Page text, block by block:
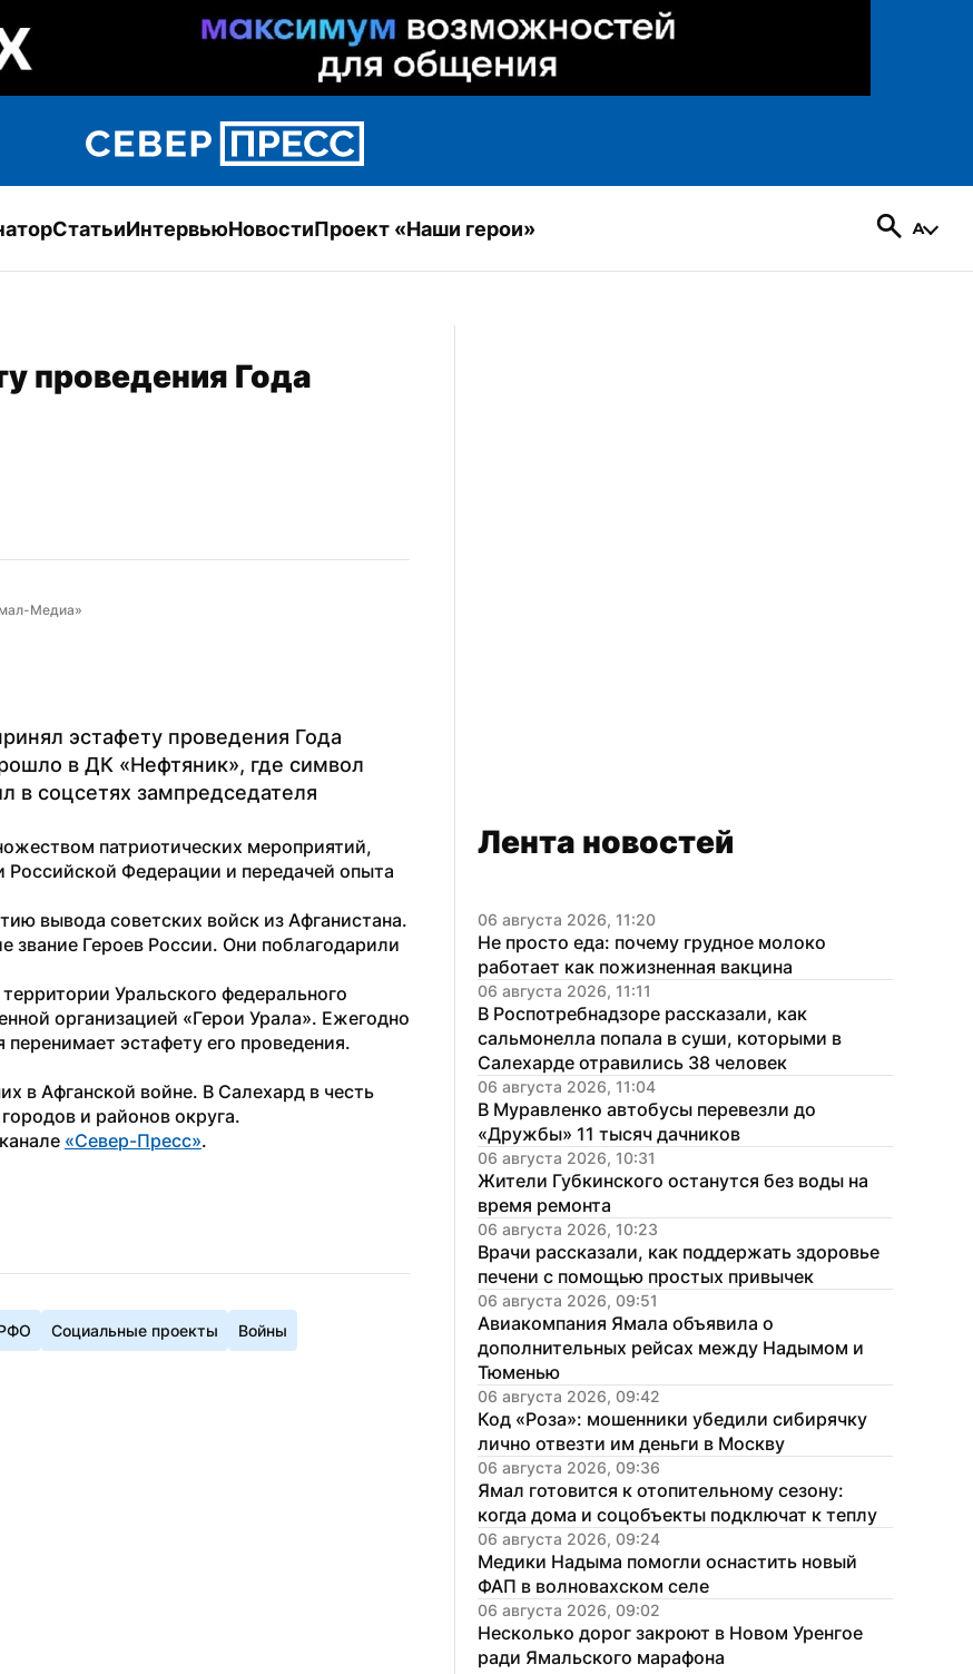
СтатьиИнтервьюНовостиПроект «Наши герои»
проведения Года
Медиа»
эстафету проведения Года
в ДК «Нефтяник», где символ
в соцсетях зампредседателя
патриотических мероприятий,
Федерации и передачей опыта
вывода советских войск из Афганистана.
Героев России. Они поблагодарили
Уральского федерального
организацией «Герои Урала». Ежегодно
эстафету его проведения.
в Афганской войне. В Салехард в честь
и районов округа.
«Север-Пресс».
Социальные проекты Войны
Лента новостей
06 августа 2026, 11:20
Не просто еда: почему грудное молоко
работает как пожизненная вакцина
06 августа 2026, 11:11
В Роспотребнадзоре рассказали, как
сальмонелла попала в суши, которыми в
Салехарде отравились 38 человек
06 августа 2026, 11:04
В Муравленко автобусы перевезли до
«Дружбы» 11 тысяч дачников
06 августа 2026, 10:31
Жители Губкинского останутся без воды на
время ремонта
06 августа 2026, 10:23
Врачи рассказали, как поддержать здоровье
печени с помощью простых привычек
06 августа 2026, 09:51
Авиакомпания Ямала объявила о
дополнительных рейсах между Надымом и
Тюменью
06 августа 2026, 09:42
Код «Роза»: мошенники убедили сибирячку
лично отвезти им деньги в Москву
06 августа 2026, 09:36
Ямал готовится к отопительному сезону:
когда дома и соцобъекты подключат к теплу
06 августа 2026, 09:24
Медики Надыма помогли оснастить новый
ФАП в волновахском селе
06 августа 2026, 09:02
Несколько дорог закроют в Новом Уренгое
ради Ямальского марафона